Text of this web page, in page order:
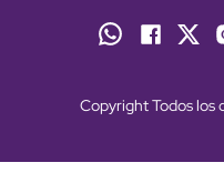
Copyright Todos los